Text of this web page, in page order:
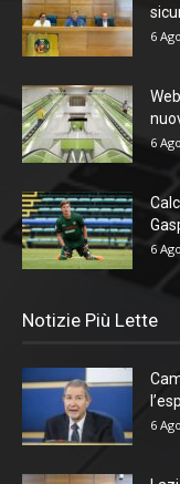
6
6
6
Notizie Più Lette
6